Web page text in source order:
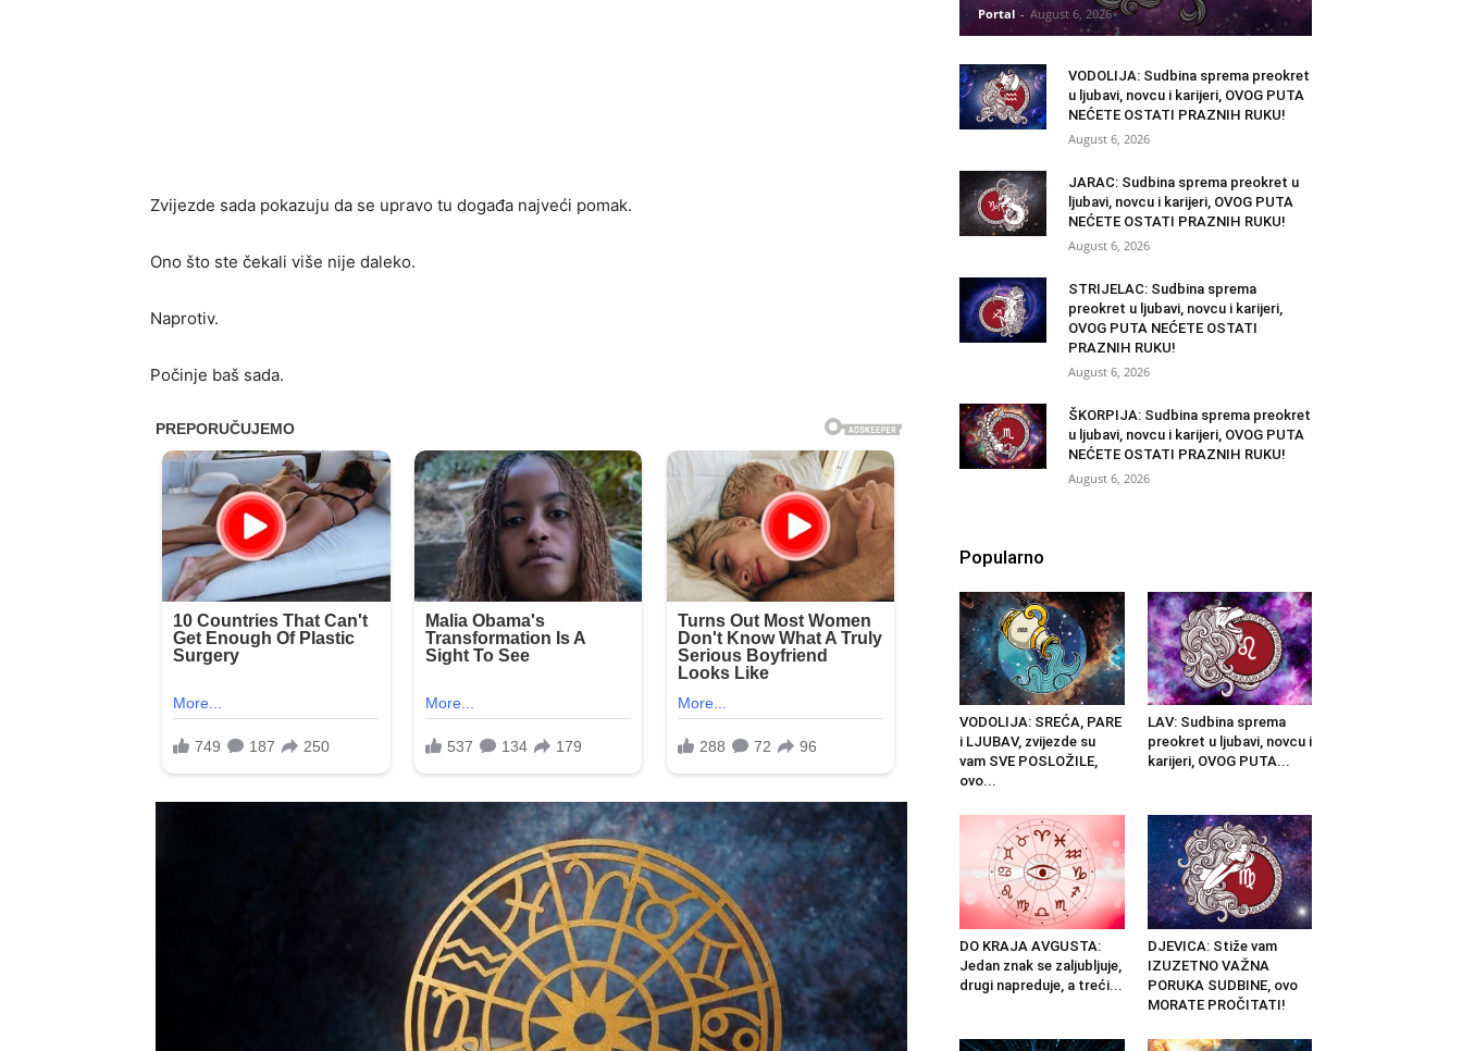
Zvijezde sada pokazuju da se upravo tu događa najveći pomak.
Ono što ste čekali više nije daleko.
Naprotiv.
Počinje baš sada.
Portal - August 6, 2026
VODOLIJA: Sudbina sprema preokret
u ljubavi, novcu i karijeri, OVOG PUTA
NEĆETE OSTATI PRAZNIH RUKU!
August 6, 2026
JARAC: Sudbina sprema preokret u
ljubavi, novcu i karijeri, OVOG PUTA
NEĆETE OSTATI PRAZNIH RUKU!
August 6, 2026
STRIJELAC: Sudbina sprema
preokret u ljubavi, novcu i karijeri,
OVOG PUTA NEĆETE OSTATI
PRAZNIH RUKU!
August 6, 2026
ŠKORPIJA: Sudbina sprema preokret
u ljubavi, novcu i karijeri, OVOG PUTA
NEĆETE OSTATI PRAZNIH RUKU!
August 6, 2026
Popularno
VODOLIJA: SREĆA, PARE
i LJUBAV, zvijezde su
vam SVE POSLOŽILE,
ovo...
LAV: Sudbina sprema
preokret u ljubavi, novcu i
karijeri, OVOG PUTA...
DO KRAJA AVGUSTA:
Jedan znak se zaljubljuje,
drugi napreduje, a treći...
DJEVICA: Stiže vam
IZUZETNO VAŽNA
PORUKA SUDBINE, ovo
MORATE PROČITATI!